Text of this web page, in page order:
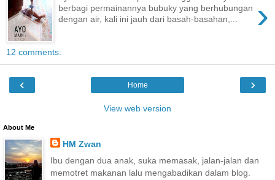
›
berbagi permainannya bubuky yang berhubungan
dengan air, kali ini jauh dari basah-basahan,...
12 comments:
‹ ›
Home
View web version
About Me
HM Zwan
Ibu dengan dua anak, suka memasak, jalan-jalan dan
memotret makanan lalu mengabadikan dalam blog.